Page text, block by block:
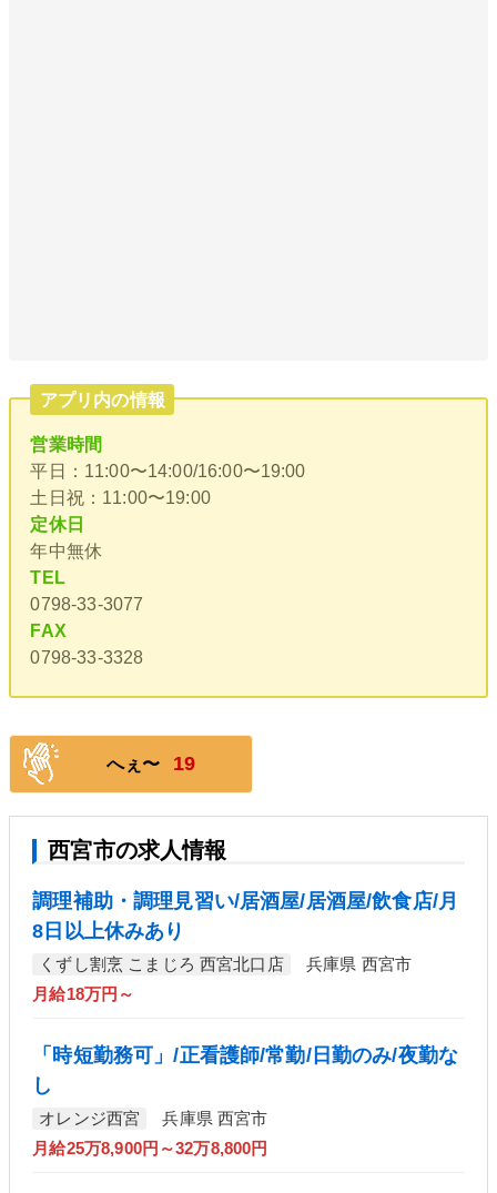
アプリ内の情報
営業時間
平日：11:00〜14:00/16:00〜19:00
土日祝：11:00〜19:00
定休日
年中無休
TEL
0798-33-3077
FAX
0798-33-3328
へぇ〜 19
西宮市の求人情報
調理補助・調理見習い/居酒屋/居酒屋/飲食店/月
8日以上休みあり
くずし割烹 こまじろ 西宮北口店
兵庫県 西宮市
月給18万円～
「時短勤務可」/正看護師/常勤/日勤のみ/夜勤な
し
オレンジ西宮
兵庫県 西宮市
月給25万8,900円～32万8,800円